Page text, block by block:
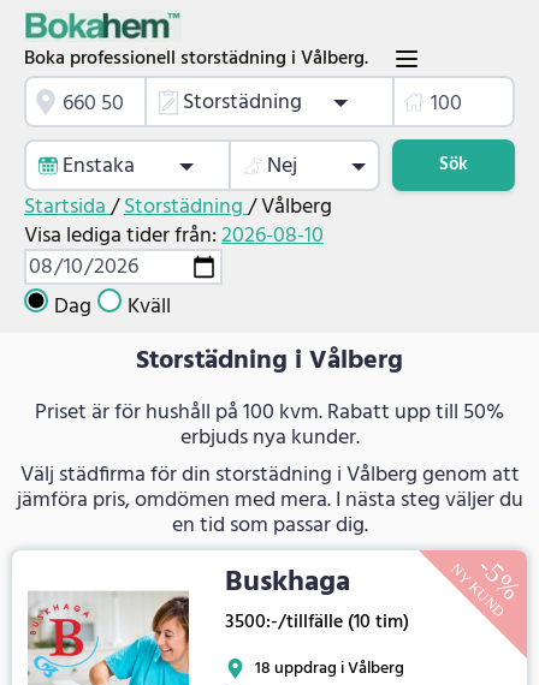
Boka professionell storstädning i Vålberg.
Storstädning
Enstaka
Nej Sök
Startsida/Storstädning/Vålberg
Visa lediga tider från:2026-08-10
Dag Kväll
Storstädning i Vålberg
Priset är för hushåll på 100 kvm. Rabatt upp till 50%
erbjuds nya kunder.
Välj städfirma för din storstädning i Vålberg genom att
jämföra pris, omdömen med mera. I nästa steg väljer du
en tid som passar dig.
Buskhaga
3500:-/tillfälle (10 tim)
18 uppdrag i Vålberg